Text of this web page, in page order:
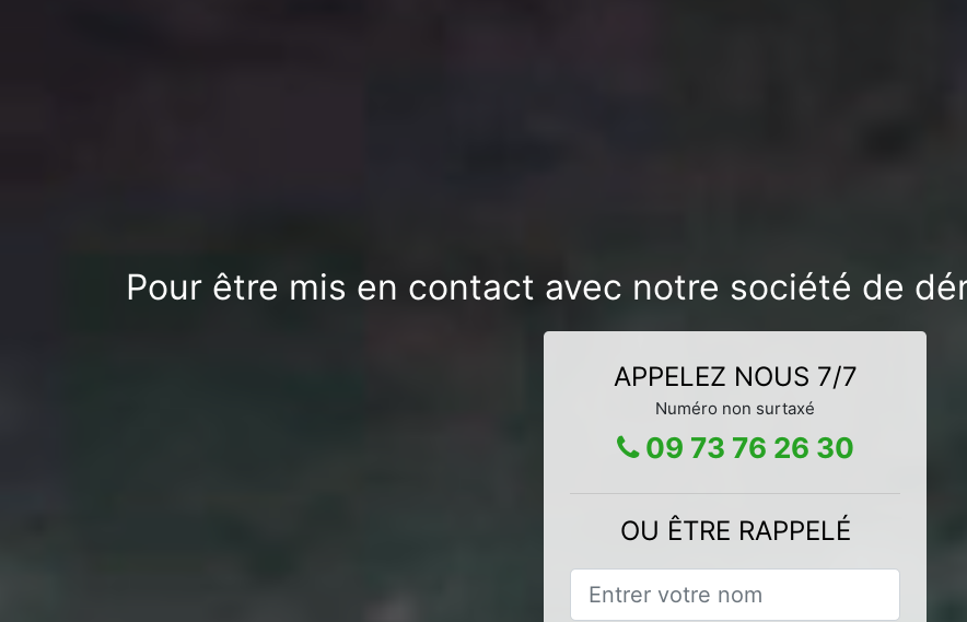
Pour être mis en contact avec notre société de
APPELEZ NOUS 7/7
Numéro non surtaxé
09 73 76 26 30
OU ÊTRE RAPPELÉ